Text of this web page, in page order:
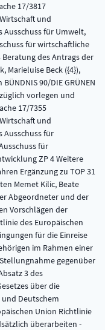
17/3817
und
Ausschuss für Umwelt,
für wirtschaftliche
des Antrags der
Marieluise Beck ({4}),
90/DIE GRÜNEN
vorlegen und
17/7355
und
Ausschuss für
für
ZP 4 Weitere
Ergänzung zu TOP 31
Memet Kilic, Beate
Abgeordneter und der
Vorschlägen der
des Europäischen
für die Einreise
im Rahmen einer
gegenüber
3 des
über die
Deutschem
Union Richtlinie
überarbeiten -